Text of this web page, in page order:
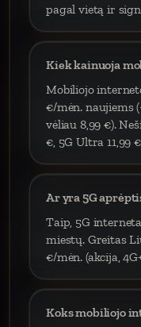
pagal vietą ir
Kiek kainuoja
Mobiliojo
€/mėn. naujiems
vėliau 8,99 €).
€, 5G Ultra 11,99
Ar yra 5G
Taip, 5G
miestų. Greitas
€/mėn. (akcija,
Koks mobiliojo